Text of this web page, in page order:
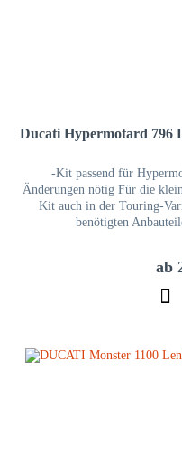
Ducati Hypermotard
-Kit passend für
Änderungen nötig Für die
Kit auch in der Touring-
benötigten
ab